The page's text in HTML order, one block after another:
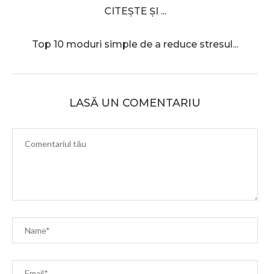
CITEȘTE ȘI ...
Top 10 moduri simple de a reduce stresul...
LASĂ UN COMENTARIU